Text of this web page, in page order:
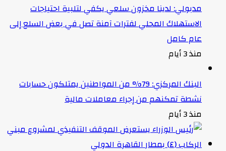
مدبولي: لدينا مخزون سلعي يكفي لتلبية احتياجات
الاستهلاك المحلي لفترات آمنة تصل في بعض السلع إلى
عام كامل
منذ 3 أيام
البنك المركزي: 79% من المواطنين يمتلكون حسابات
نشطة تمكنهم من إجراء معاملات مالية
منذ 3 أيام